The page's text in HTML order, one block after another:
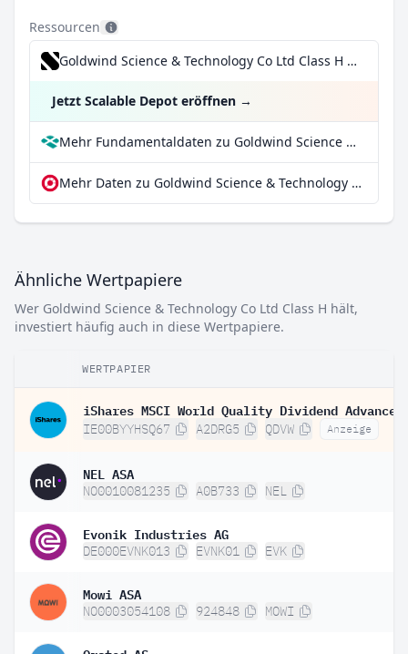
Ressourcen
Goldwind Science & Technology Co Ltd Class H für 0,99€/Trade inkl. Dividend Reinvestment Plan
Jetzt Scalable Depot eröffnen →
Mehr Fundamentaldaten zu Goldwind Science & Technology Co Ltd Class H bei Parqet
Mehr Daten zu Goldwind Science & Technology Co Ltd Class H bei extraETF
Ähnliche Wertpapiere
Wer Goldwind Science & Technology Co Ltd Class H hält,
investiert häufig auch in diese Wertpapiere.
WERTPAPIER
IE00BYYHSQ67 A2DRG5 QDVW Anzeige
NEL ASA
NO0010081235 A0B733 NEL
Evonik Industries AG
DE000EVNK013 EVNK01 EVK
Mowi ASA
NO0003054108 924848 MOWI